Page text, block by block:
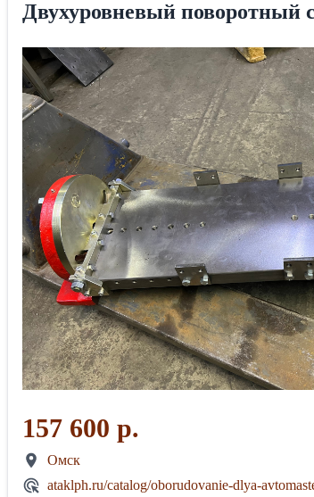
Двухуровневый поворотный
157 600 р.
Омск
ataklph.ru/catalog/oborudovanie-dlya-